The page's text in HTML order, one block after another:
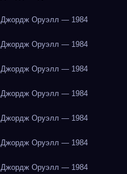
Джордж Оруэлл — 1984
Джордж Оруэлл — 1984
Джордж Оруэлл — 1984
Джордж Оруэлл — 1984
Джордж Оруэлл — 1984
Джордж Оруэлл — 1984
Джордж Оруэлл — 1984